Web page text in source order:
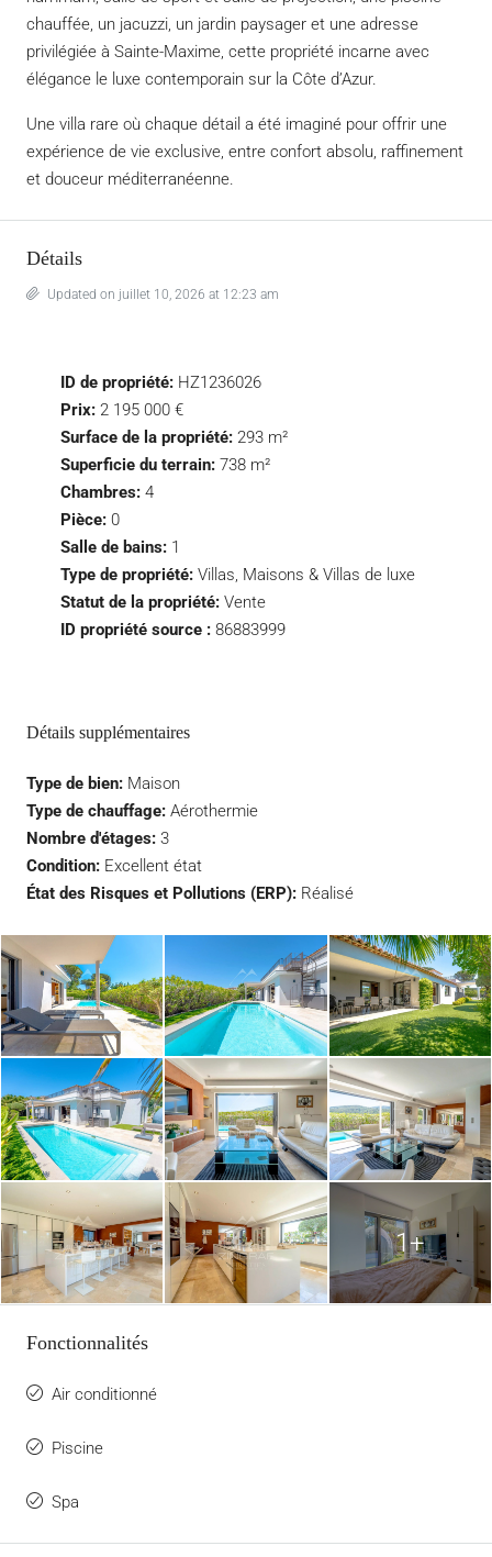
chauffée, un jacuzzi, un jardin paysager et une adresse
privilégiée à Sainte-Maxime, cette propriété incarne avec
élégance le luxe contemporain sur la Côte d’Azur.
Une villa rare où chaque détail a été imaginé pour offrir une
expérience de vie exclusive, entre confort absolu, raffinement
et douceur méditerranéenne.
Détails
Updated on juillet 10, 2026 at 12:23 am
ID de propriété: HZ1236026
Prix: 2 195 000 €
Surface de la propriété: 293 m²
Superficie du terrain: 738 m²
Chambres: 4
Pièce: 0
Salle de bains: 1
Type de propriété: Villas, Maisons & Villas de luxe
Statut de la propriété: Vente
ID propriété source : 86883999
Détails supplémentaires
Type de bien: Maison
Type de chauffage: Aérothermie
Nombre d'étages: 3
Condition: Excellent état
État des Risques et Pollutions (ERP): Réalisé
1+
Fonctionnalités
Air conditionné
Piscine
Spa